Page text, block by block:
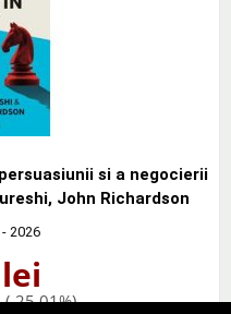
si a negocierii
John Richardson
2026
lei
(-25,01%)